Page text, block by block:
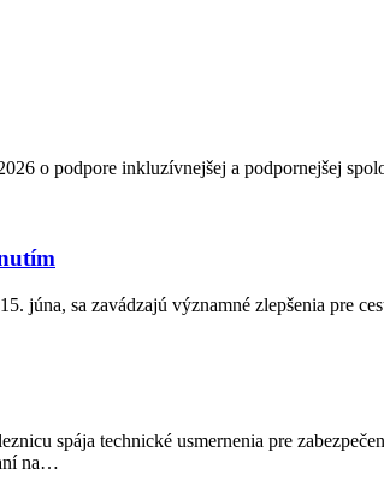
o podpore inkluzívnejšej a podpornejšej
júna, sa zavádzajú významné zlepšenia pre
spája technické usmernenia pre
na…